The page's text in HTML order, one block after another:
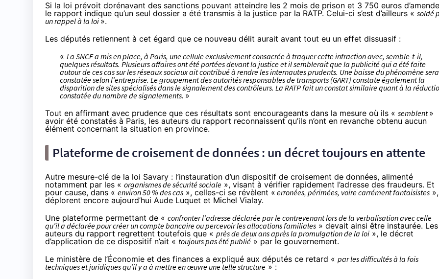
Si la loi prévoit dorénavant des sanctions pouvant atteindre les 2 mois de prison et 3 750 euros
le rapport indique qu’un seul dossier a été transmis à la justice par la RATP. Celui-ci s’est d’ailleurs « soldé
un rappel à la loi ».
Les députés retiennent à cet égard que ce nouveau délit aurait avant tout eu un effet dissuasif :
« La SNCF a mis en place, à Paris, une cellule exclusivement consacrée à traquer cette infraction avec, semble-t-il,
quelques résultats. Plusieurs affaires ont été portées devant la justice et il semblerait que la publicité qui a été faite
autour de ces cas surles réseaux sociauxait contribué à rendre les internautes prudents. Une baisse du phénomène
constatée selon l’entreprise. Le groupement des autorités responsables de transports (GART) constate également la
disparition de sites spécialisés dans le signalement des contrôleurs. La RATP fait un constat similaire quant à la
constatée du nombre de signalements. »
Tout en affirmant avec prudence que ces résultats sont encourageants dans la mesure où ils « semblent»
avoir été constatés à Paris, les auteurs du rapport reconnaissent qu’ils n’ont en revanche obtenu aucun
élément concernant la situation en province.
Plateforme de croisement de données : un décret toujours en attente
Autre mesure-clé de la loi Savary : l’instauration d’un dispositif de croisement de données, alimenté
notamment par les « organismes de sécurité sociale », visant à vérifier rapidement l’adresse des fraudeurs. Et
pour cause, dans « environ 50 % des cas », celles-ci se révèlent « erronées, périmées, voire carrément fantaisistes »,
déplorent encore aujourd’hui Aude Luquet et Michel Vialay.
Une plateforme permettant de « confronter l’adresse déclarée par le contrevenant lors de la verbalisation avec celle
qu’il a déclarée pour créer un compte bancaire ou percevoir les allocations familiales » devait ainsi être instaurée. Les
auteurs du rapport regrettent toutefois que « près de deux ans après la promulgation de la loi », le décret
d’application de ce dispositif n’ait « toujours pas été publié » par le gouvernement.
Le ministère de l’Économie et des finances a expliqué aux députés ce retard « par les difficultés à la fois
techniques et juridiques qu’il y a à mettre en œuvre une telle structure » :